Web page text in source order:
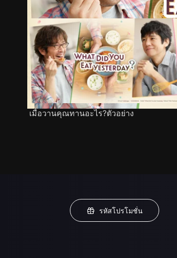
เมื่อวานคุณทานอะไร?ตัวอย่าง
รหัสโปรโมชั่น